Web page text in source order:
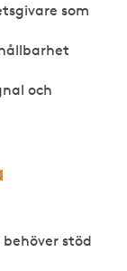
som
och
stöd